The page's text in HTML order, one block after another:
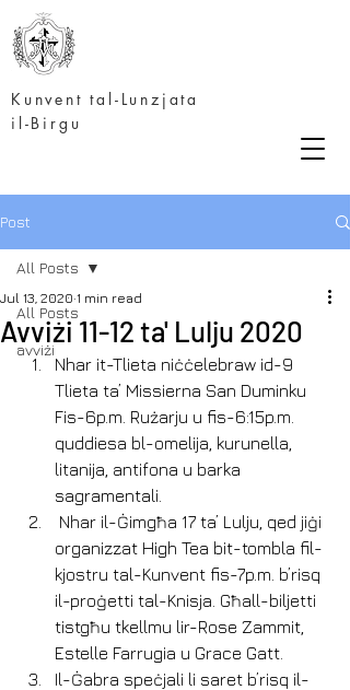
Kunvent tal-Lunzjata
il-Birgu
Post
All Posts
avviżi
All Posts
Avviżi 11-12 ta' Lulju 2020
Jul 13, 2020 1 min read
Nhar it-Tlieta niċċelebraw id-9
Tlieta ta’ Missierna San Duminku
Fis-6p.m. Rużarju u fis-6:15p.m.
quddiesa bl-omelija, kurunella,
litanija, antifona u barka
sagramentali.
organizzat High Tea bit-tombla fil-
kjostru tal-Kunvent fis-7p.m. b’risq
il-proġetti tal-Knisja. Għall-biljetti
tistgħu tkellmu lir-Rose Zammit,
Estelle Farrugia u Grace Gatt.
Il-Ġabra speċjali li saret b’risq il-